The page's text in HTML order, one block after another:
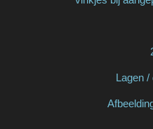
Lagen /